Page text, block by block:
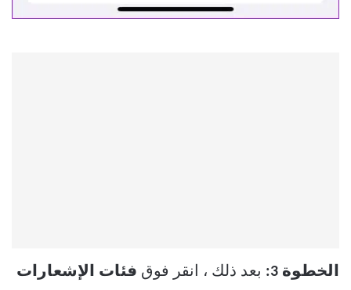
الخطوة 3: بعد ذلك ، انقر فوق فئات الإشعارات